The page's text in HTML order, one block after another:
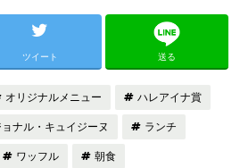
ツイート 送る
オリジナルメニュー ハレアイナ賞
ナル・キュイジーヌ ランチ
ワッフル 朝食